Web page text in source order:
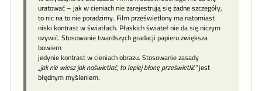
uratować – jak w cieniach nie zarejestrują się żadne szczegóły,
to nic na to nie poradzimy. Film prześwietlony ma natomiast
niski kontrast w światłach. Płaskich świateł nie da się niczym
ożywić. Stosowanie twardszych gradacji papieru zwiększa
bowiem
jedynie kontrast w cieniach obrazu. Stosowanie zasady
„jak nie wiesz jak naświetlać, to lepiej błonę prześwietlić”jest
błędnym myśleniem.